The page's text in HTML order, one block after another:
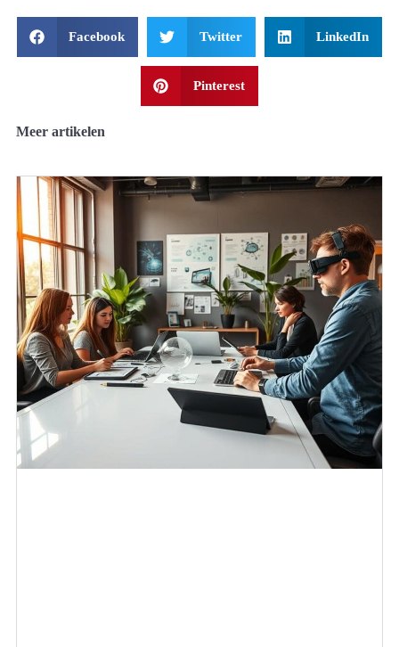
Facebook Twitter LinkedIn
Pinterest
Meer artikelen